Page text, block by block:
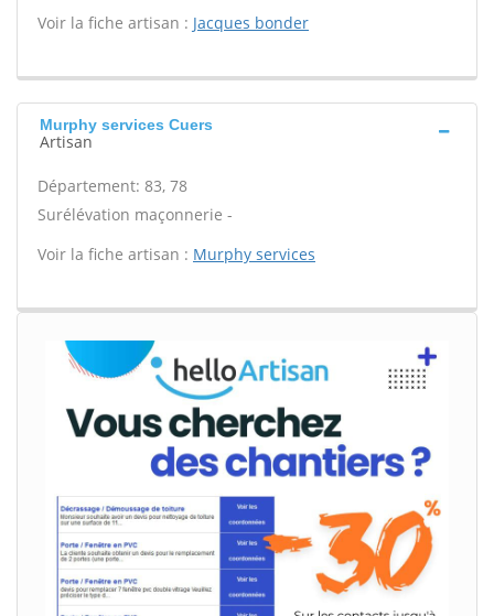
Voir la fiche artisan : Jacques bonder
Murphy services Cuers
Artisan
Département: 83, 78
Surélévation maçonnerie -
Voir la fiche artisan : Murphy services